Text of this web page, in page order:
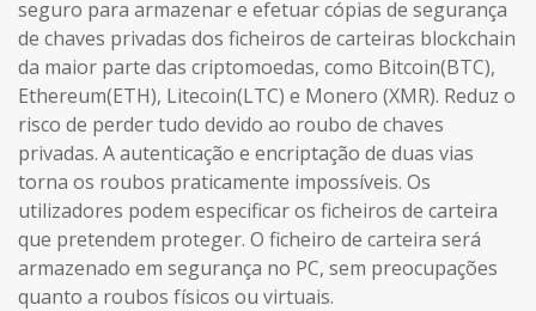
seguro para armazenar e efetuar cópias de segurança
de chaves privadas dos ficheiros de carteiras blockchain
da maior parte das criptomoedas, como Bitcoin(BTC),
Ethereum(ETH), Litecoin(LTC) e Monero (XMR). Reduz o
risco de perder tudo devido ao roubo de chaves
privadas. A autenticação e encriptação de duas vias
torna os roubos praticamente impossíveis. Os
utilizadores podem especificar os ficheiros de carteira
que pretendem proteger. O ficheiro de carteira será
armazenado em segurança no PC, sem preocupações
quanto a roubos físicos ou virtuais.